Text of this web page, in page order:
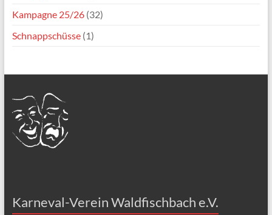
Kampagne 25/26(32)
Schnappschüsse(1)
Karneval-Verein Waldfischbach e.V.